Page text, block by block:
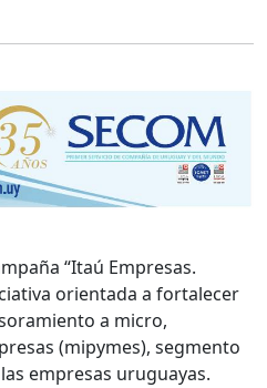
“Itaú Empresas.
orientada a fortalecer
a micro,
(mipymes), segmento
empresas uruguayas.